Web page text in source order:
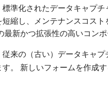
標準化されたデータキャプ
縮し、メンテナンスコス
新かつ拡張性の高いコン
従来の（古い）データキャ
。 新しいフォームを作成す